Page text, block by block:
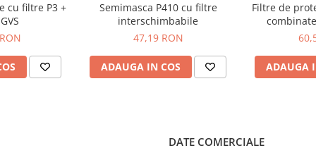
cu filtre P3 +
Semimasca P410 cu filtre
interschimbabile
47,19 RON
ADAUGA IN COS
Filtre de
ADAUGA
DATE COMERCIALE